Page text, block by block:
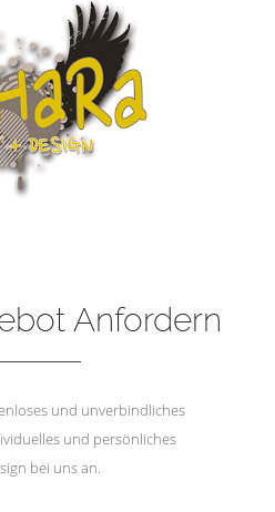
Anfordern
und unverbindliches
und persönliches
bei uns an.